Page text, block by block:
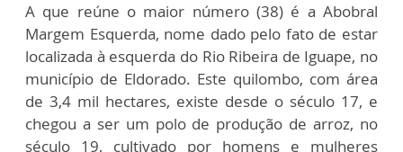
A que reúne o maior número (38) é a Abobral
Margem Esquerda, nome dado pelo fato de estar
localizada à esquerda do Rio Ribeira de Iguape, no
município de Eldorado. Este quilombo, com área
de 3,4 mil hectares, existe desde o século 17, e
chegou a ser um polo de produção de arroz, no
século 19, cultivado por homens e mulheres